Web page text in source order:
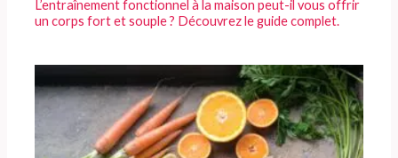
L’entraînement fonctionnel à la maison peut-il vous offrir
un corps fort et souple ? Découvrez le guide complet.